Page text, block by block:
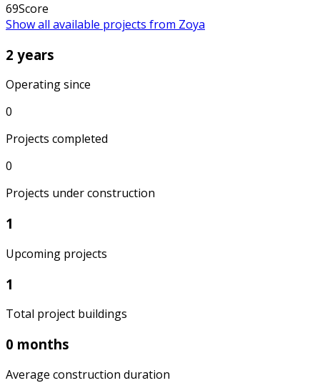
69Score
Show all available projects from Zoya
2 years
Operating since
0
Projects completed
0
Projects under construction
1
Upcoming projects
1
Total project buildings
0 months
Average construction duration